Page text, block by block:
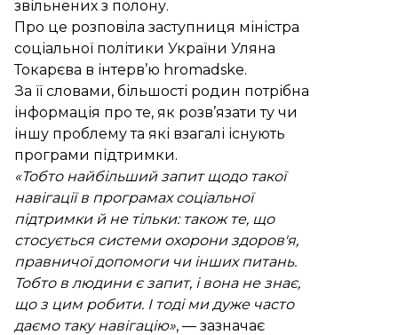
звільнених з полону.
Про це розповіла заступниця міністра
соціальної політики України Уляна
Токарєва в інтерв’ю hromadske.
За її словами, більшості родин потрібна
інформація про те, як розв’язати ту чи
іншу проблему та які взагалі існують
програми підтримки.
«Тобто найбільший запит щодо такої
навігації в програмах соціальної
підтримки й не тільки: також те, що
стосується системи охорони здоров'я,
правничої допомоги чи інших питань.
Тобто в людини є запит, і вона не знає,
що з цим робити. І тоді ми дуже часто
даємо таку навігацію», — зазначає